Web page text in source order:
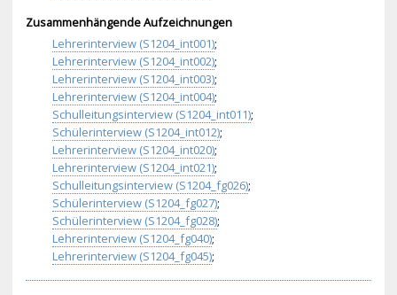
Zusammenhängende Aufzeichnungen
Lehrerinterview (S1204_int001);
Lehrerinterview (S1204_int002);
Lehrerinterview (S1204_int003);
Lehrerinterview (S1204_int004);
Schulleitungsinterview (S1204_int011);
Schülerinterview (S1204_int012);
Lehrerinterview (S1204_int020);
Lehrerinterview (S1204_int021);
Schulleitungsinterview (S1204_fg026);
Schülerinterview (S1204_fg027);
Schülerinterview (S1204_fg028);
Lehrerinterview (S1204_fg040);
Lehrerinterview (S1204_fg045);